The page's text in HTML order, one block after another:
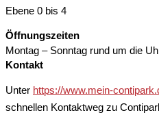
Ebene 0 bis 4
Öffnungszeiten
Montag – Sonntag rund um die
Kontakt
Unter https://www.mein-
schnellen Kontaktweg zu